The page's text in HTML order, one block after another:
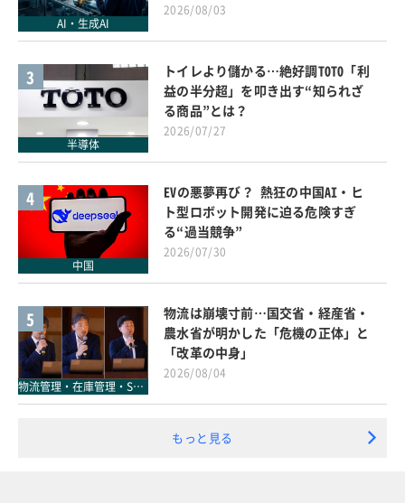
AI・生成AI
2026/08/03
3
半導体
トイレより儲かる…絶好調TOTO「利
益の半分超」を叩き出す“知られざ
る商品”とは？
2026/07/27
4
中国
EVの悪夢再び？ 熱狂の中国AI・ヒ
ト型ロボット開発に迫る危険すぎ
る“過当競争”
2026/07/30
5
物流管理・在庫管理・SCM
物流は崩壊寸前…国交省・経産省・
農水省が明かした「危機の正体」と
「改革の中身」
2026/08/04
もっと見る